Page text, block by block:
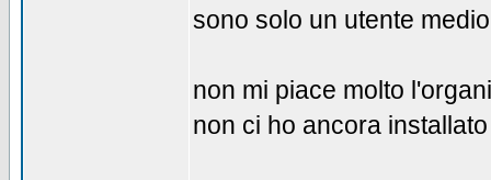
sono solo un utente
non mi piace molto
non ci ho ancora